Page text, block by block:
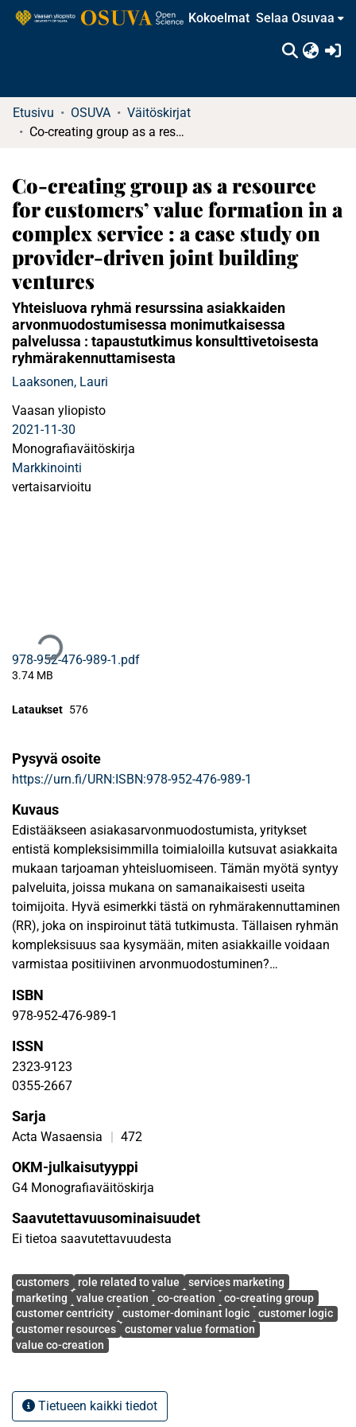
Kokoelmat Selaa Osuvaa
Etusivu OSUVA
Väitöskirjat
Co-creating group as a resource for customers’ value formation in a complex service : a case study on provider-driven joint building ventures
Co-creating group as a resource
for customers’ value formation in a
complex service : a case study on
provider-driven joint building
ventures
Yhteisluova ryhmä resurssina asiakkaiden
arvonmuodostumisessa monimutkaisessa
palvelussa : tapaustutkimus konsulttivetoisesta
ryhmärakennuttamisesta
Laaksonen, Lauri
Vaasan yliopisto
2021-11-30
Monografiaväitöskirja
Markkinointi
vertaisarvioitu
978-952-476-989-1.pdf
3.74 MB
Lataukset 576
Pysyvä osoite
https://urn.fi/URN:ISBN:978-952-476-989-1
Kuvaus
Edistääkseen asiakasarvonmuodostumista, yritykset
entistä kompleksisimmilla toimialoilla kutsuvat asiakkaita
mukaan tarjoaman yhteisluomiseen. Tämän myötä syntyy
palveluita, joissa mukana on samanaikaisesti useita
toimijoita. Hyvä esimerkki tästä on ryhmärakennuttaminen
(RR), joka on inspiroinut tätä tutkimusta. Tällaisen ryhmän
kompleksisuus saa kysymään, miten asiakkaille voidaan
varmistaa positiivinen arvonmuodostuminen?
palvelumarkkinointiin (PM) ja erityisesti asiakaskeskeiseen
näkökulmaan (CDL), jonka perusteella oletetaan, että
asiakas toimii oman logiikkansa ohjaamana ja että arvo
muodostuu aktiviteeteista syntyvistä kokemuksista.
Aktiviteetit nähdään tutkimuksessa resurssien
Tutkimuksen tarkoituksena on luoda ymmärrystä siitä,
asiakkaiden arvonmuodostumisessa monimutkaisessa
palvelussa. Työssä käytetään abduktiivista
tapaustutkimusmetodologiaa yritysvetoisessa RR-
kontekstissa. Aineistonkeruumenetelmät ovat asiakkaiden
osoitetaan yhteisluovan ryhmän monimuotoinen
resurssipotentiaali asiakkaille (Tutkimuskysymys 1).
Lisäksi tunnistetaan kriittisiä ehtoja, jotka vaikuttavat
ryhmän muotoutumiseen resurssiksi
asiakkaalle sopiva kommunikaatio. Suostuttelu ja
sosiaalisten roolien käyttö resursseina asiakkaiden
ISBN
978-952-476-989-1
ISSN
2323-9123
0355-2667
Sarja
Acta Wasaensia 472
OKM-julkaisutyyppi
G4 Monografiaväitöskirja
Saavutettavuusominaisuudet
Ei tietoa saavutettavuudesta
Avainsanat
customers role related to value
services marketing
marketing
value creation co-creation
co-creating group
customer centricity
customer-dominant logic
customer logic
customer resources
customer value formation
value co-creation
Tietueen kaikki tiedot